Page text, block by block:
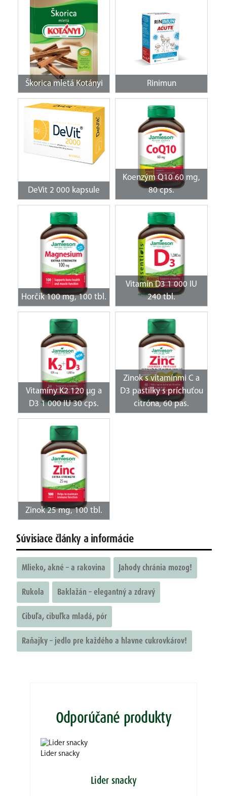
Škorica mletá Kotányi Rinimun
DeVit 2 000 kapsule
Koenzým Q10 60 mg,
80 cps.
Horčík 100 mg, 100 tbl.
Vitamín D3 1 000 IU
240 tbl.
Vitamíny K2 120 μg a
D3 1 000 IU 30 cps.
Zinok s vitamínmi C a
D3 pastilky s príchuťou
citróna, 60 pas.
Zinok 25 mg, 100 tbl.
Súvisiace články a informácie
Mlieko, akné – a rakovina Jahody chránia mozog!
Rukola Baklažán – elegantný a zdravý
Cibuľa, cibuľka mladá, pór
Raňajky – jedlo pre každého a hlavne cukrovkárov!
Odporúčané produkty
Lider snacky
Lider snacky